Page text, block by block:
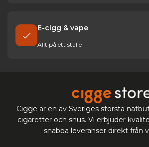
E-cigg & vape
Allt på ett ställe
Cigge är en av Sveriges största
cigaretter och snus. Vi erbjuder
snabba leveranser direkt från